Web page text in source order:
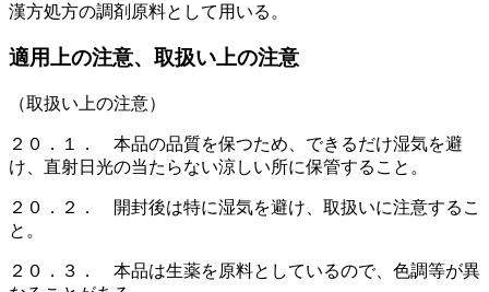
漢方処方の調剤原料として用いる。
適用上の注意、取扱い上の注意
（取扱い上の注意）
２０．１． 本品の品質を保つため、できるだけ湿気を避
け、直射日光の当たらない涼しい所に保管すること。
２０．２． 開封後は特に湿気を避け、取扱いに注意するこ
と。
２０．３． 本品は生薬を原料としているので、色調等が異